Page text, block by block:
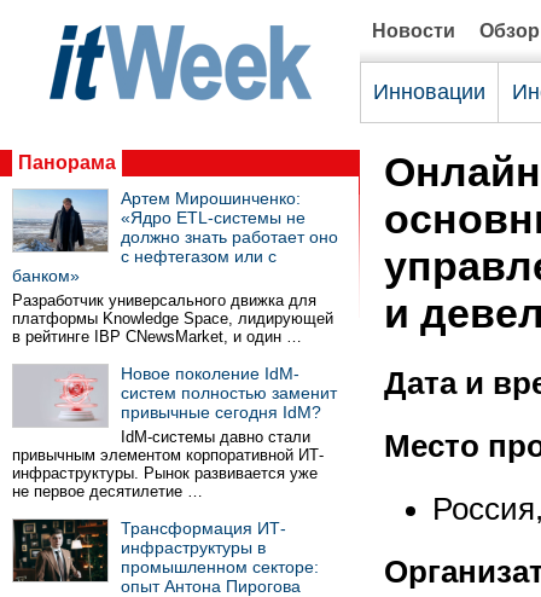
Новости
Инновации
Панорама
Артем Мирошинченко:
«Ядро ETL-системы не
должно знать работает оно
с нефтегазом или с
банком»
Разработчик универсального движка для
платформы Knowledge Space, лидирующей
в рейтинге IBP CNewsMarket, и один …
Новое поколение IdM-
систем полностью заменит
привычные сегодня IdM?
IdM-системы давно стали
привычным элементом корпоративной ИТ-
инфраструктуры. Рынок развивается уже
не первое десятилетие …
Трансформация ИТ-
инфраструктуры в
промышленном секторе:
опыт Антона Пирогова
и
Дата и
Место